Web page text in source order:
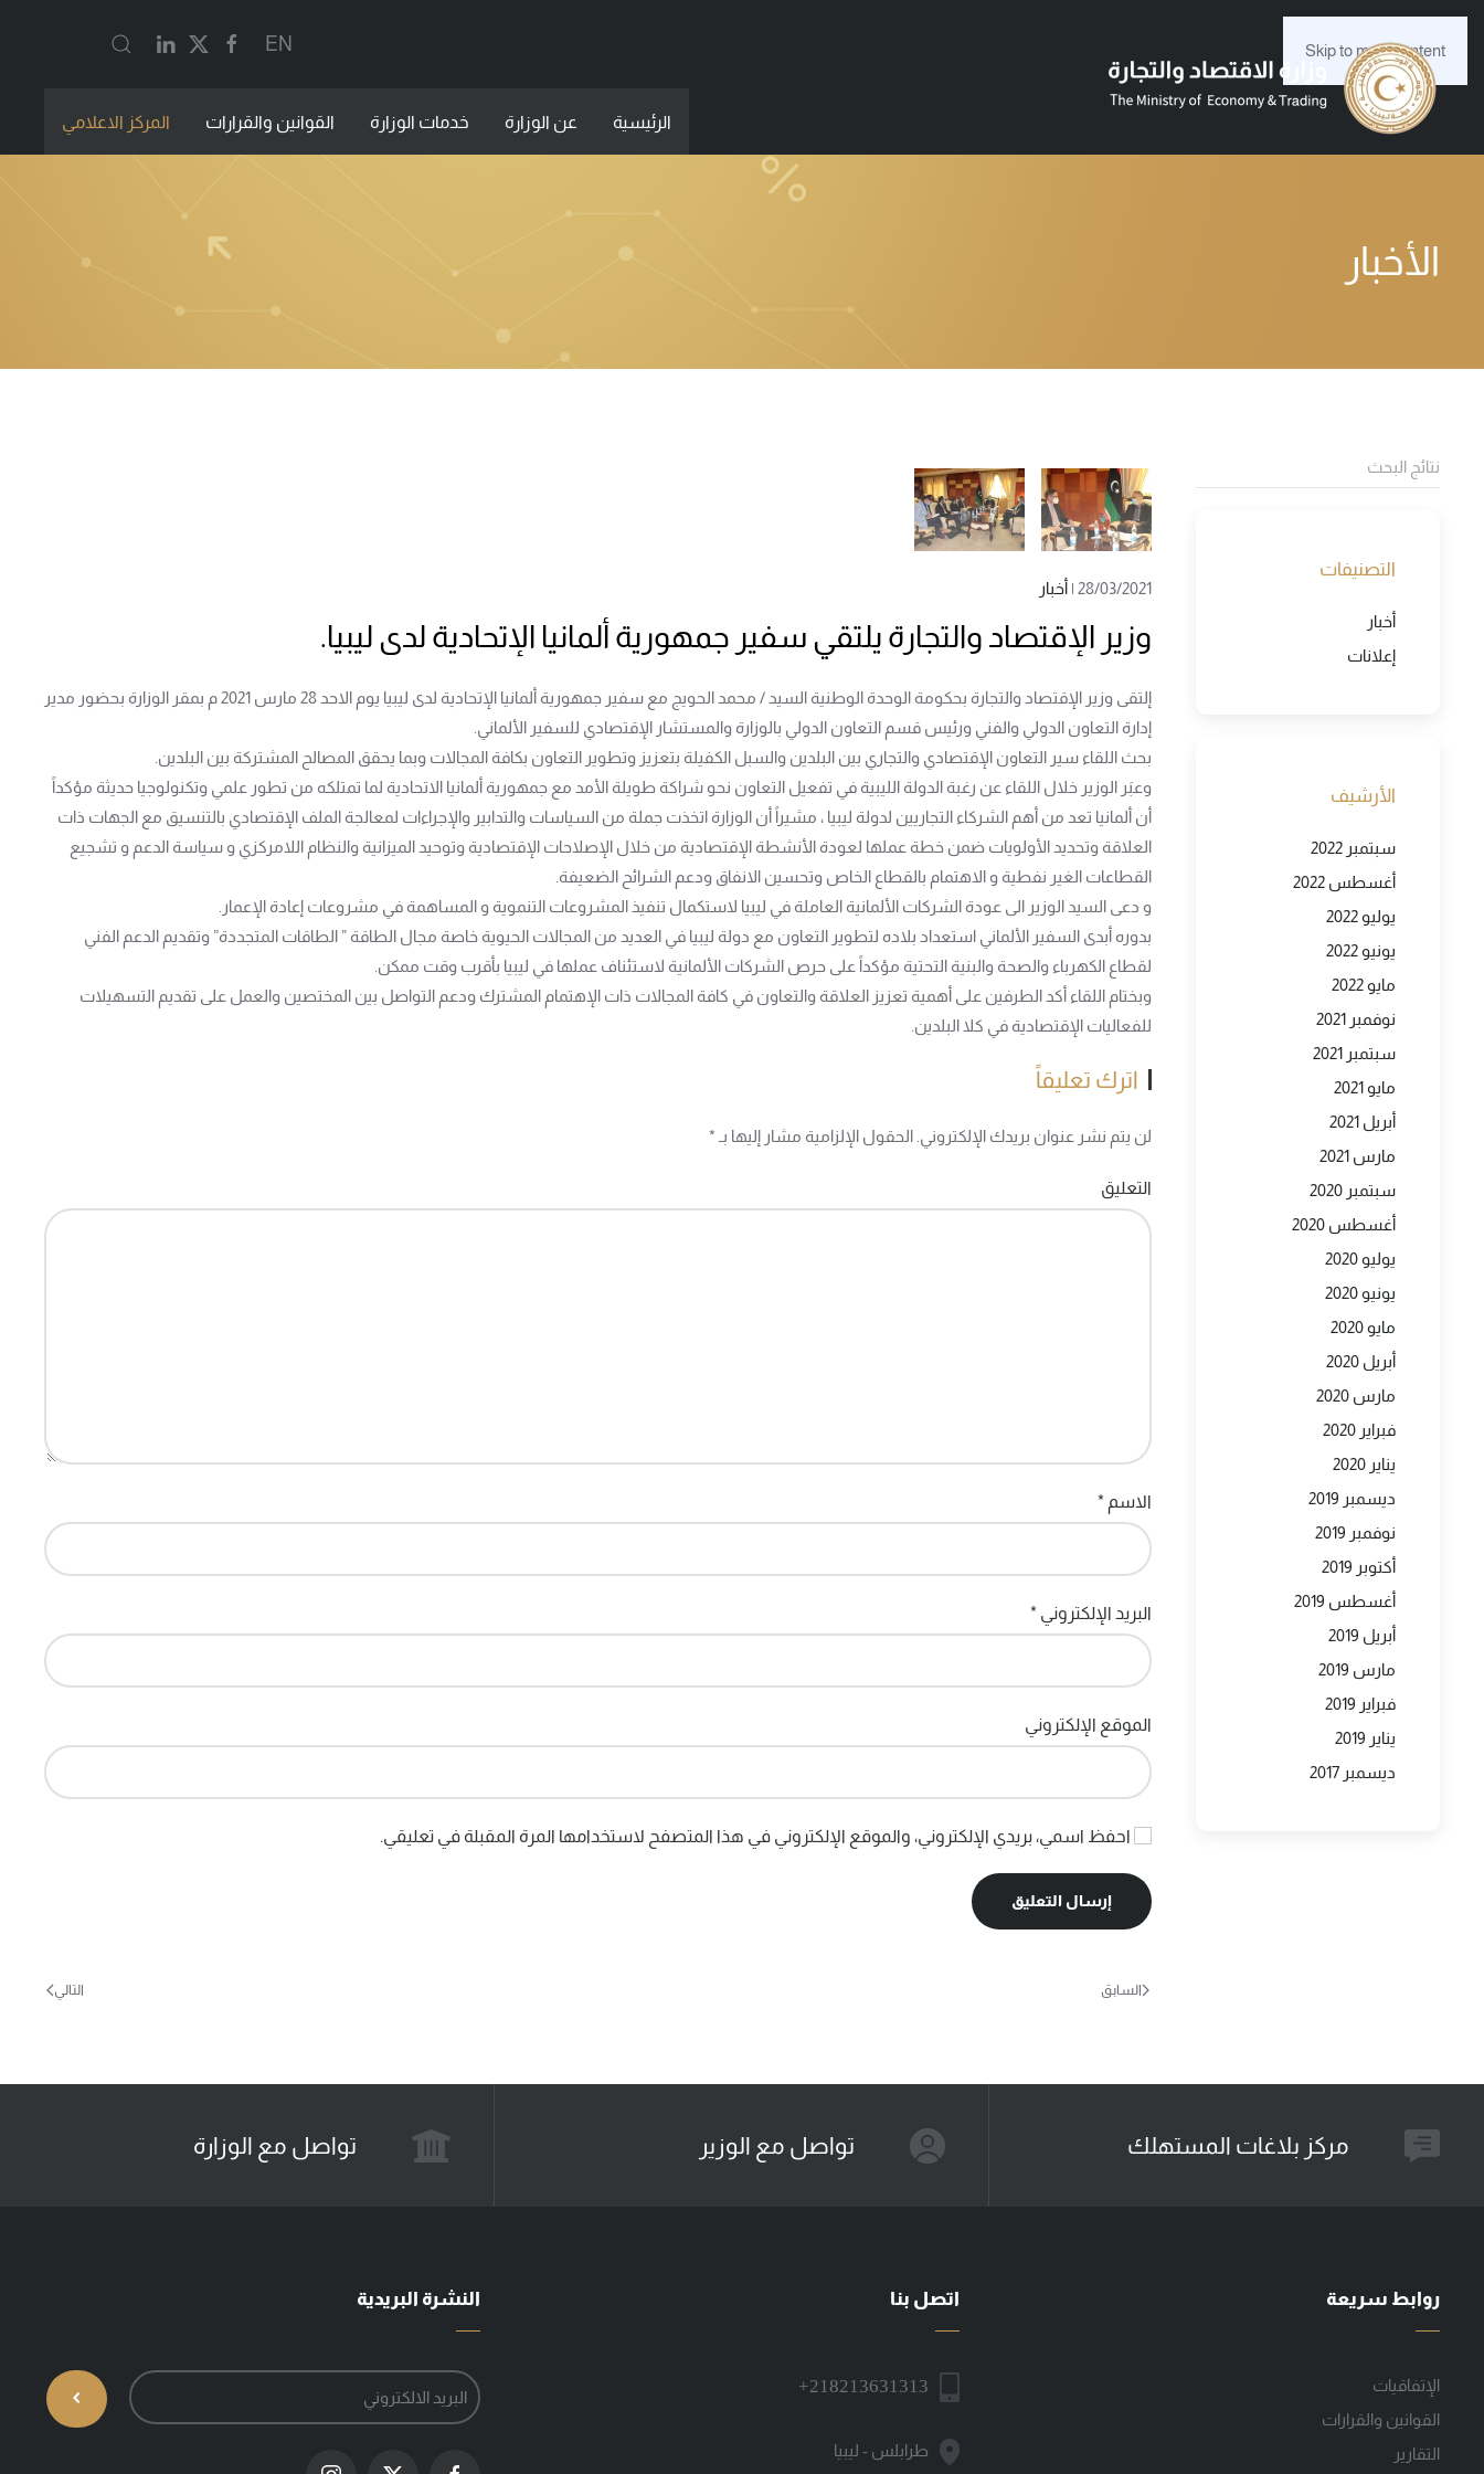
Skip to main content
EN
الرئيسية عن الوزارة خدمات الوزارة القوانين والقرارات المركز الاعلامي
الأخبار
التصنيفات
أخبار
إعلانات
الأرشيف
سبتمبر 2022
أغسطس 2022
يوليو 2022
يونيو 2022
مايو 2022
نوفمبر 2021
سبتمبر 2021
مايو 2021
أبريل 2021
مارس 2021
سبتمبر 2020
أغسطس 2020
يوليو 2020
يونيو 2020
مايو 2020
أبريل 2020
مارس 2020
فبراير 2020
يناير 2020
ديسمبر 2019
نوفمبر 2019
أكتوبر 2019
أغسطس 2019
أبريل 2019
مارس 2019
فبراير 2019
يناير 2019
ديسمبر 2017
28/03/2021
| أخبار
وزير الإقتصاد والتجارة يلتقي سفير جمهورية ألمانيا الإتحادية لدى ليبيا.
إلتقى وزير الإقتصاد والتجارة بحكومة الوحدة الوطنية السيد / محمد الحويج مع سفير جمهورية ألمانيا الإتحادية لدى ليبيا يوم الاحد 28 مارس 2021 م بمقر الوزارة بحضور مدير
إدارة التعاون الدولي والفني ورئيس قسم التعاون الدولي بالوزارة والمستشار الإقتصادي للسفير الألماني.
بحث اللقاء سير التعاون الإقتصادي والتجاري بين البلدين والسبل الكفيلة بتعزيز وتطوير التعاون بكافة المجالات وبما يحقق المصالح المشتركة بين البلدين.
وعبَر الوزير خلال اللقاء عن رغبة الدولة الليبية في تفعيل التعاون نحو شراكة طويلة الأمد مع جمهورية ألمانيا الاتحادية لما تمتلكه من تطور علمي وتكنولوجيا حديثة مؤكداً
أن ألمانيا تعد من أهم الشركاء التجاريين لدولة ليبيا ، مشيراً أن الوزارة اتخذت جملة من السياسات والتدابير والإجراءات لمعالجة الملف الإقتصادي بالتنسيق مع الجهات ذات
العلاقة وتحديد الأولويات ضمن خطة عملها لعودة الأنشطة الإقتصادية من خلال الإصلاحات الإقتصادية وتوحيد الميزانية والنظام اللامركزي و سياسة الدعم و تشجيع
القطاعات الغير نفطية و الاهتمام بالقطاع الخاص وتحسين الانفاق ودعم الشرائح الضعيفة.
و دعى السيد الوزير الى عودة الشركات الألمانية العاملة في ليبيا لاستكمال تنفيذ المشروعات التنموية و المساهمة في مشروعات إعادة الإعمار.
بدوره أبدى السفير الألماني استعداد بلاده لتطوير التعاون مع دولة ليبيا في العديد من المجالات الحيوية خاصة مجال الطاقة ” الطاقات المتجددة” وتقديم الدعم الفني
لقطاع الكهرباء والصحة والبنية التحتية مؤكداً على حرص الشركات الألمانية لاستئناف عملها في ليبيا بأقرب وقت ممكن.
وبختام اللقاء أكد الطرفين على أهمية تعزيز العلاقة والتعاون في كافة المجالات ذات الإهتمام المشترك ودعم التواصل بين المختصين والعمل على تقديم التسهيلات
للفعاليات الإقتصادية في كلا البلدين.
اترك تعليقاً
لن يتم نشر عنوان بريدك الإلكتروني. الحقول الإلزامية مشار إليها بـ *
التعليق
الاسم *
البريد الإلكتروني *
الموقع الإلكتروني
احفظ اسمي، بريدي الإلكتروني، والموقع الإلكتروني في هذا المتصفح لاستخدامها المرة المقبلة في تعليقي.
إرسال التعليق
السابق التالي
مركز بلاغات المستهلك تواصل مع الوزير تواصل مع الوزارة
روابط سريعة
الإتفاقيات
القوانين والقرارات
التقارير
اتصل بنا
+218213631313
طرابلس - ليبيا
النشرة البريدية